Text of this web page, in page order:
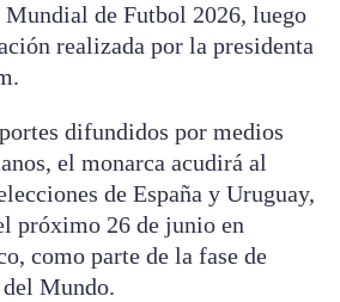
de Futbol 2026, luego
realizada por la presidenta
difundidos por medios
el monarca acudirá al
de España y Uruguay,
próximo 26 de junio en
como parte de la fase de
Mundo.